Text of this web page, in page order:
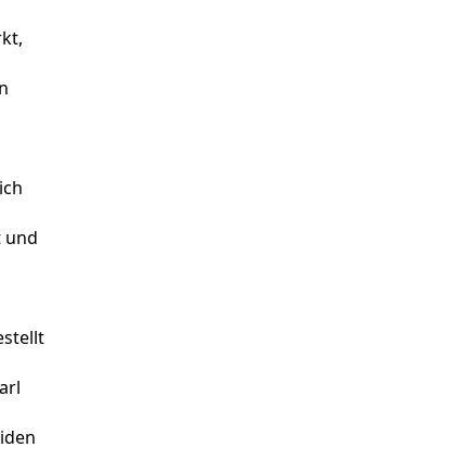
und